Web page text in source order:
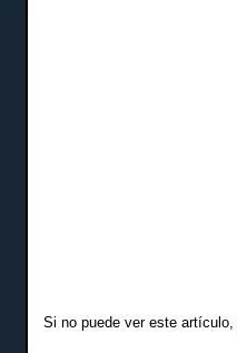
Si no puede ver este artículo,